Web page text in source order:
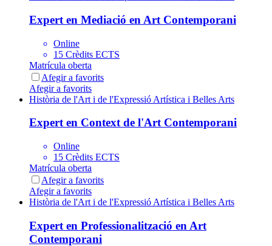
Expert en Mediació en Art Contemporani
Online
15 Crèdits ECTS
Matrícula oberta
Afegir a favorits
Afegir a favorits
Història de l'Art i de l'Expressió Artística i Belles Arts
Expert en Context de l'Art Contemporani
Online
15 Crèdits ECTS
Matrícula oberta
Afegir a favorits
Afegir a favorits
Història de l'Art i de l'Expressió Artística i Belles Arts
Expert en Professionalització en Art
Contemporani